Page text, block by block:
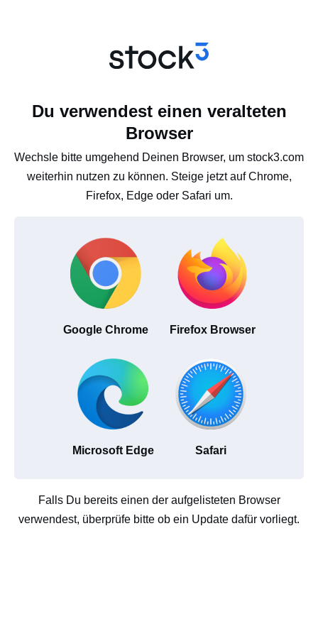
Du verwendest einen veralteten
Browser
Wechsle bitte umgehend Deinen Browser, um stock3.com
weiterhin nutzen zu können. Steige jetzt auf Chrome,
Firefox, Edge oder Safari um.
Google Chrome Firefox Browser
Microsoft Edge Safari
Falls Du bereits einen der aufgelisteten Browser
verwendest, überprüfe bitte ob ein Update dafür vorliegt.